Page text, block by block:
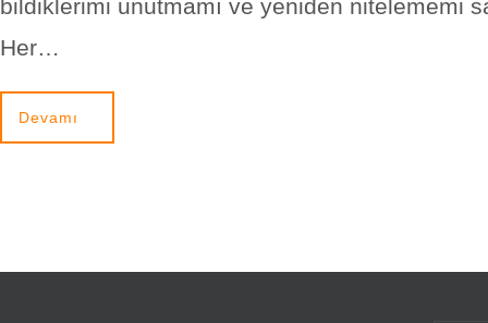
bildiklerimi unutmamı ve yeniden nitelememi
Her…
Devamı